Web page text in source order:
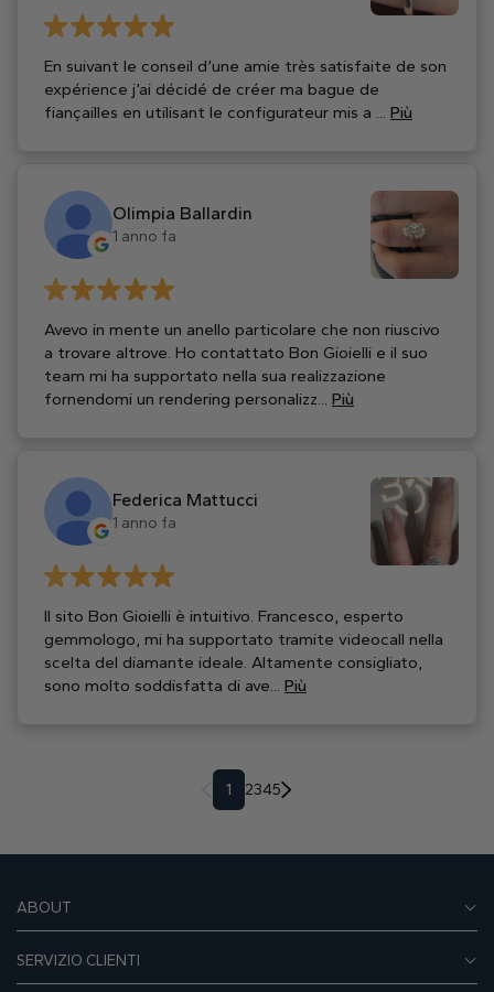
En suivant le conseil d’une amie très satisfaite de son
expérience j’ai décidé de créer ma bague de
fiançailles en utilisant le configurateur mis a ... Più
Olimpia Ballardin
1 anno fa
Avevo in mente un anello particolare che non riuscivo
a trovare altrove. Ho contattato Bon Gioielli e il suo
team mi ha supportato nella sua realizzazione
fornendomi un rendering personalizz... Più
Federica Mattucci
1 anno fa
Il sito Bon Gioielli è intuitivo. Francesco, esperto
gemmologo, mi ha supportato tramite videocall nella
scelta del diamante ideale. Altamente consigliato,
sono molto soddisfatta di ave... Più
1 2345
ABOUT
SERVIZIO CLIENTI